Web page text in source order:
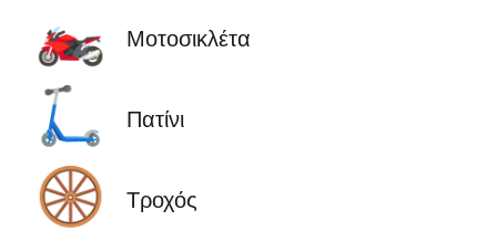
🏍️ Μοτοσικλέτα
🛴 Πατίνι
🛞 Τροχός